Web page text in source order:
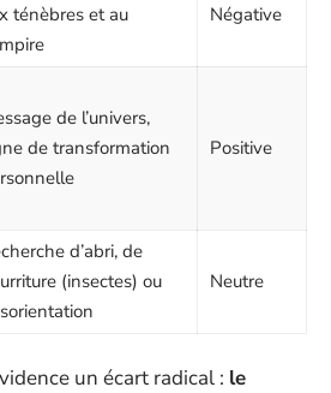
ténèbres et au
Négative
de l’univers,
de transformation
Positive
d’abri, de
(insectes) ou
Neutre
un écart radical : le